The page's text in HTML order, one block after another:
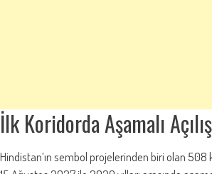
İlk Koridorda Aşamalı
Hindistan’ın sembol projelerinden biri olan